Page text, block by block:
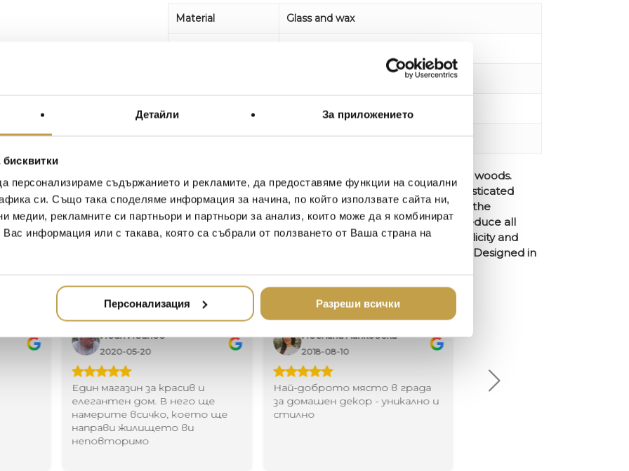
Детайли За приложението
персонализираме съдържанието и рекламите, да предоставяме функции на социални
си. Също така споделяме информация за начина, по който използвате сайта ни,
медии, рекламните си партньори и партньори за анализ, които може да я комбинират
Вас информация или с такава, която са събрали от ползването от Ваша страна на
Персонализация Разреши всички
Material Glass and wax
4.77 kg.
Additional Time to delivery: 2-3 weeks
FIRE is the rough scent of smokey, scorched and charred woods.
Fusing cypriol oil, guaiac wood, amber and musk to sophisticated
effect. A celebration of the bare essentials. Inspired from the
medieval alchemist and eastern philosopher’s quest to reduce all
matter to four simple elements. A scent of extreme simplicity and
individual character that reflects its elemental name Fire. Designed in
Иван Иванов
2020-05-20
Един магазин за красив и
елегантен дом. В него ще
намерите всичко, което ще
направи жилището ви
неповторимо
Ивелина Линковска
2018-08-10
Най-доброто място в града
за домашен декор - уникално и
стилно
Хареса ми